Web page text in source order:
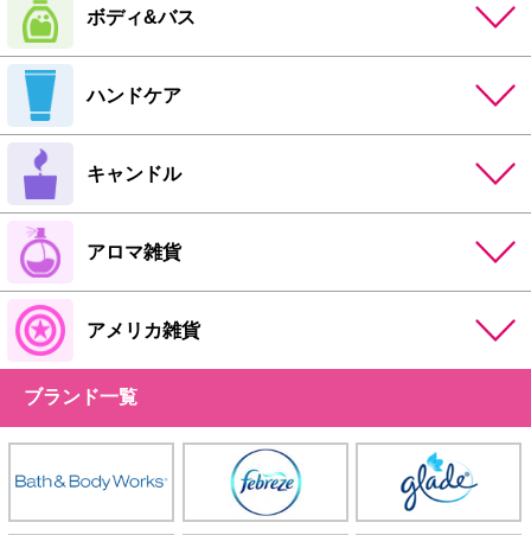
ボディ&バス
ハンドケア
キャンドル
アロマ雑貨
アメリカ雑貨
ブランド一覧